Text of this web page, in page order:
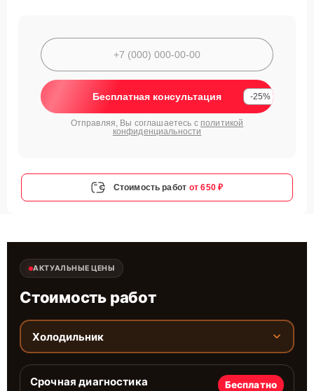
Бесплатная консультация -25%
Отправляя, Вы соглашаетесь с политикой
конфиденциальности
Стоимость работ от 650 ₽
АКТУАЛЬНЫЕ ЦЕНЫ
Стоимость работ
Холодильник
Срочная диагностика Бесплатно